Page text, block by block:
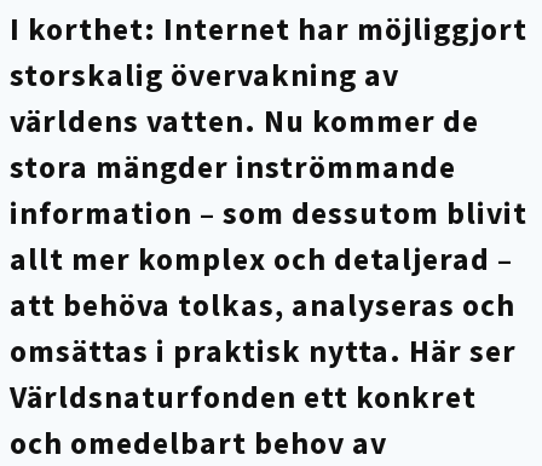
I korthet: Internet har möjliggjort
storskalig övervakning av
världens vatten. Nu kommer de
stora mängder inströmmande
information – som dessutom blivit
allt mer komplex och detaljerad –
att behöva tolkas, analyseras och
omsättas i praktisk nytta. Här ser
Världsnaturfonden ett konkret
och omedelbart behov av